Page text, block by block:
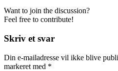
Want to join the discussion?
Feel free to contribute!
Skriv et svar
Din e-mailadresse vil ikke blive
markeret med *